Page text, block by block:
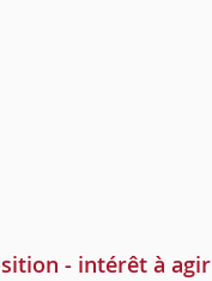
- intérêt à agir